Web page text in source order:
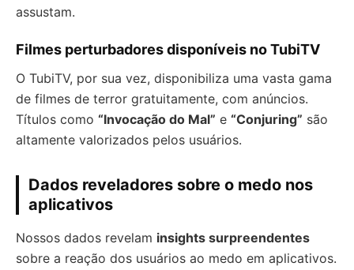
assustam.
Filmes perturbadores disponíveis no TubiTV
O TubiTV, por sua vez, disponibiliza uma vasta gama
de filmes de terror gratuitamente, com anúncios.
Títulos como “Invocação do Mal” e “Conjuring” são
altamente valorizados pelos usuários.
Dados reveladores sobre o medo nos
aplicativos
Nossos dados revelam insights surpreendentes
sobre a reação dos usuários ao medo em aplicativos.